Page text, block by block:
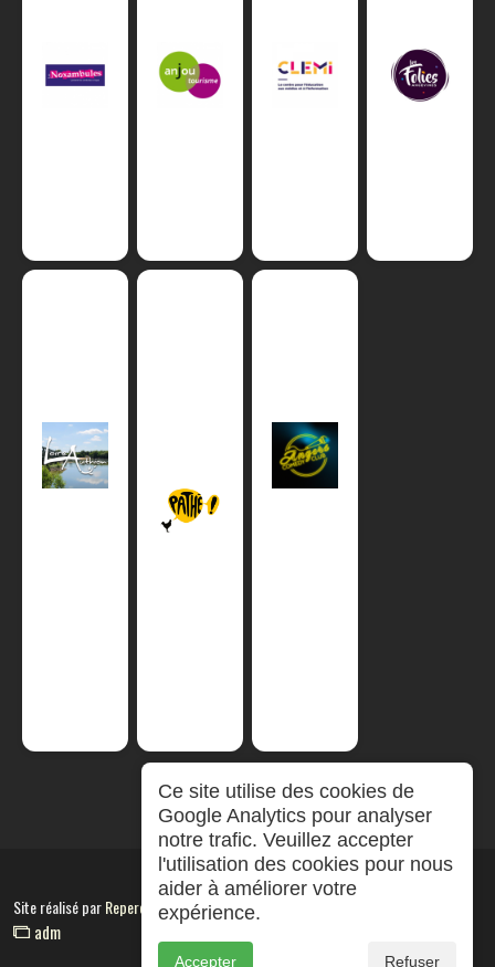
Site réalisé parRepereCom
adm
Ce site utilise des cookies de
Google Analytics pour analyser
notre trafic. Veuillez accepter
l'utilisation des cookies pour nous
aider à améliorer votre
expérience.
Accepter Refuser